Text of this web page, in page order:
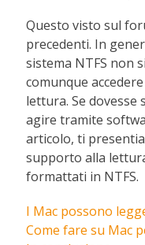
Questo visto sul
precedenti. In
sistema NTFS non
comunque
lettura. Se dovesse
agire tramite
articolo, ti
supporto alla
formattati in NTFS.
I Mac possono
Come fare su Mac